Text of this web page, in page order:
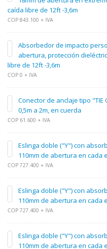
caída libre de 12ft -3,6m
COP 843.100 + IVA
Absorbedor de impacto
abertura, protección
libre de 12ft -3,6m
COP 0 + IVA
Conector de anclaje tipo "TIE
0,5m a 2m, en cuerda
COP 61.600 + IVA
Eslinga doble ("Y") con
110mm de abertura en cada
COP 727.400 + IVA
Eslinga doble ("Y") con
110mm de abertura en cada
COP 727.400 + IVA
Eslinga doble ("Y") con
110mm de abertura en cada